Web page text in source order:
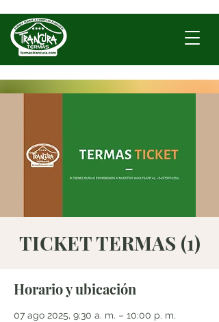
TICKET TERMAS (1)
Horario y ubicación
07 ago 2025, 9:30 a. m. – 10:00 p. m.